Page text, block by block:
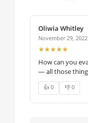
Oliwia Whitley
November 29, 2022
★★★★★
How can you
— all those
👍 0 👎 0